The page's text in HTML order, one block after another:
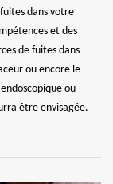
dans votre
et des
de fuites dans
ou encore le
ou
être envisagée.